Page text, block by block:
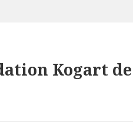
Kogart de